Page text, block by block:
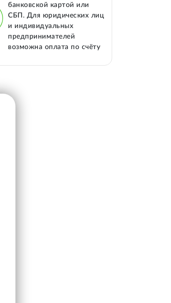
банковской картой или
СБП. Для юридических лиц
и индивидуальных
предпринимателей
возможна оплата по счёту